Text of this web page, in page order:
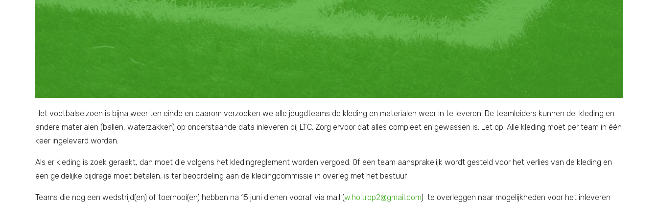
Het voetbalseizoen is bijna weer ten einde en daarom verzoeken we alle jeugdteams de kleding en materialen weer in te leveren. De teamleiders kunnen de kleding en
andere materialen (ballen, waterzakken) op onderstaande data inleveren bij LTC. Zorg ervoor dat alles compleet en gewassen is. Let op! Alle kleding moet per team in één
keer ingeleverd worden.
Als er kleding is zoek geraakt, dan moet die volgens het kledingreglement worden vergoed. Of een team aansprakelijk wordt gesteld voor het verlies van de kleding en
een geldelijke bijdrage moet betalen, is ter beoordeling aan de kledingcommissie in overleg met het bestuur.
Teams die nog een wedstrijd(en) of toernooi(en) hebben na 15 juni dienen vooraf via mail (w.holtrop2@gmail.com) te overleggen naar mogelijkheden voor het inleveren